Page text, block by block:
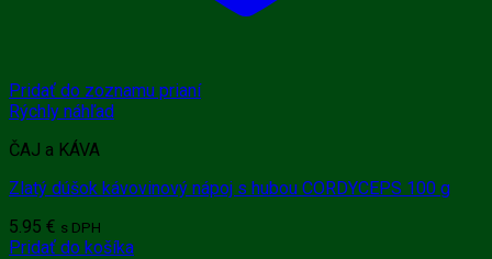
Pridať do zoznamu prianí
Rýchly náhľad
ČAJ a KÁVA
Zlatý dúšok kávovinový nápoj s hubou CORDYCEPS 100 g
5.95 € s DPH
Pridať do košíka